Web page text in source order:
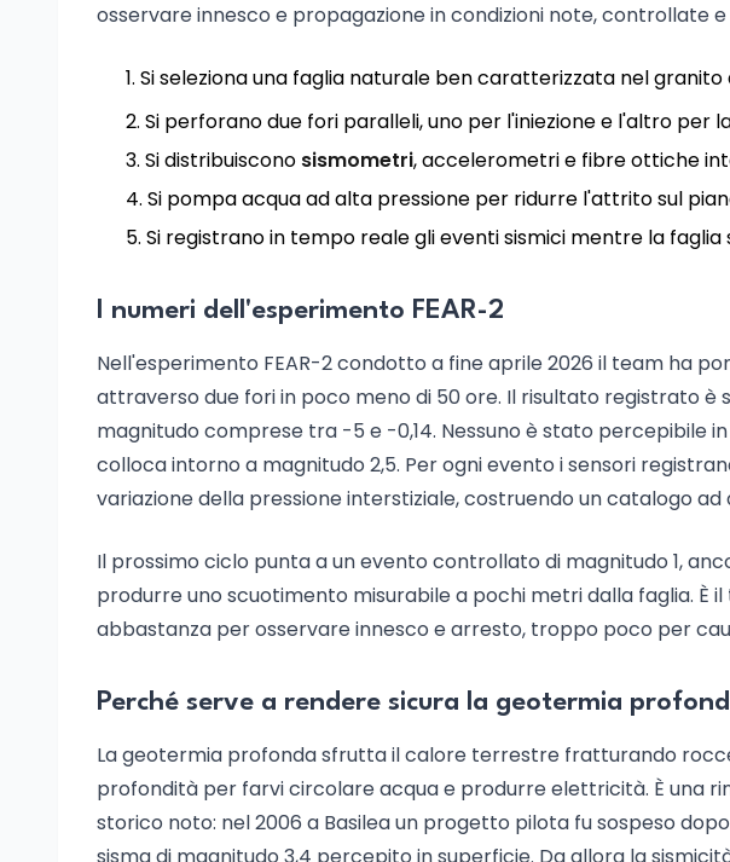
osservare innesco e propagazione in condizioni note, controllate
Si seleziona una faglia naturale ben caratterizzata nel granito
Si perforano due fori paralleli, uno per l'iniezione e l'altro per
Si distribuiscono sismometri, accelerometri e fibre ottiche
Si pompa acqua ad alta pressione per ridurre l'attrito sul
Si registrano in tempo reale gli eventi sismici mentre la faglia
I numeri dell'esperimento FEAR-2
Nell'esperimento FEAR-2 condotto a fine aprile 2026 il team ha
attraverso due fori in poco meno di 50 ore. Il risultato registrato è
magnitudo comprese tra -5 e -0,14. Nessuno è stato percepibile
colloca intorno a magnitudo 2,5. Per ogni evento i sensori
variazione della pressione interstiziale, costruendo un catalogo ad
Il prossimo ciclo punta a un evento controllato di magnitudo 1,
produrre uno scuotimento misurabile a pochi metri dalla faglia. È
abbastanza per osservare innesco e arresto, troppo poco per
Perché serve a rendere sicura la geotermia
La geotermia profonda sfrutta il calore terrestre fratturando
profondità per farvi circolare acqua e produrre elettricità. È una
storico noto: nel 2006 a Basilea un progetto pilota fu sospeso